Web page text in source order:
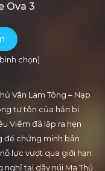
Ova 3
bình chọn)
Vân Lam Tông – Nạp
tự tôn của hắn bị
Viêm đã lập ra hẹn
để chứng minh bản
lực vượt qua giới hạn
tại dãy núi Ma Thú